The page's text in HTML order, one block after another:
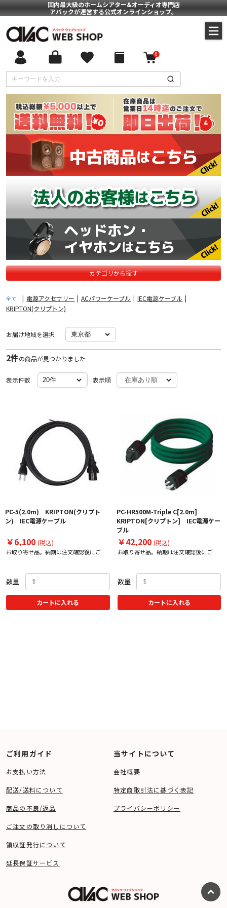
国内最大級のホームシアター&オーディオ専門店
アバックが運営する公式オンラインショップ。
0
カテゴリから探す
全て | 電源アクセサリー | ACパワーケーブル | IEC電源ケーブル |
KRIPTON(クリプトン)
お届け地域を選択
2件の商品が見つかりました
表示件数 表示順
PC-5(2.0m) KRIPTON(クリプト
ン) IEC電源ケーブル
￥6,100 (税込)
お取り寄せ品。納期は注文確認後にご案
数量
カートに入れる
PC-HR500M-Triple C[2.0m]
KRIPTON[クリプトン] IEC電源ケー
ブル
￥42,200 (税込)
お取り寄せ品。納期は注文確認後にご案
数量
カートに入れる
ご利用ガイド
お支払い方法
配送/送料について
商品の不良/返品
ご注文の取り消しについて
領収証発行について
延長保証サービス
当サイトについて
会社概要
特定商取引法に基づく表記
プライバシーポリシー